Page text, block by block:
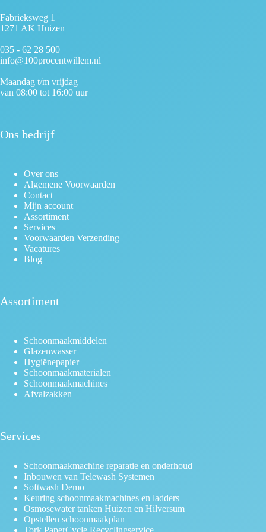
Fabrieksweg 1
1271 AK Huizen
035 - 62 28 500
info@100procentwillem.nl
Maandag t/m vrijdag
van 08:00 tot 16:00 uur
Ons bedrijf
Over ons
Algemene Voorwaarden
Contact
Mijn account
Assortiment
Services
Voorwaarden Verzending
Vacatures
Blog
Assortiment
Schoonmaakmiddelen
Glazenwasser
Hygiënepapier
Schoonmaakmaterialen
Schoonmaakmachines
Afvalzakken
Services
Schoonmaakmachine reparatie en onderhoud
Inbouwen van Telewash Systemen
Softwash Demo
Keuring schoonmaakmachines en ladders
Osmosewater tanken Huizen en Hilversum
Opstellen schoonmaakplan
Tork PaperCycle Recyclingservice